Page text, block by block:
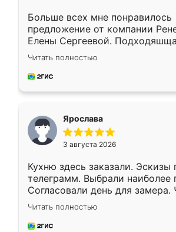
Больше всех мне понравилось
предложение от компании
Елены Сергеевой.
короткие сроки изготовления.
для замера сотрудник
предложил по моему эскизу
Читать полностью
Ярослава
3 августа 2026
Кухню здесь заказали. Эскизы
телеграмм. Выбрали наиболее
Согласовали день для замера.
недели кухня была уже готова.
довольны работой. Спасибо
мебель за качественную работу!
Читать полностью